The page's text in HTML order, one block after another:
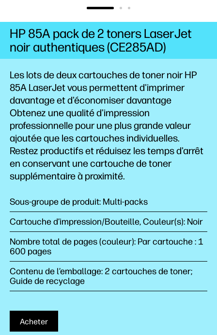
Les lots de deux cartouches de toner noir HP
85A LaserJet vous permettent d'imprimer
davantage et d'économiser davantage
Obtenez une qualité d'impression
professionnelle pour une plus grande valeur
ajoutée que les cartouches individuelles.
Restez productifs et réduisez les temps d'arrêt
en conservant une cartouche de toner
supplémentaire à proximité.
Sous-groupe de produit: Multi-packs
Cartouche d’impression/Bouteille, Couleur(s): Noir
Nombre total de pages (couleur): Par cartouche : 1
600 pages
Contenu de l’emballage: 2 cartouches de toner;
Guide de recyclage
Acheter
HP 85A pack de 2 toners LaserJet
noir authentiques (CE285AD)